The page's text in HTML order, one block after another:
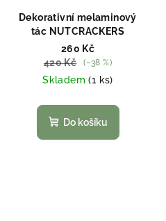
Dekorativní melaminový
tác NUTCRACKERS
260 Kč
420 Kč
(–38 %)
Skladem(1 ks)
Do košíku